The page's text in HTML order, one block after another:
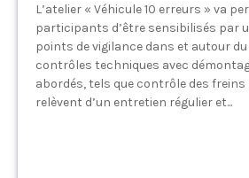
L’atelier « Véhicule 10 erreurs » va
participants d’être sensibilisés par
points de vigilance dans et autour du
contrôles techniques avec
abordés, tels que contrôle des freins
relèvent d’un entretien régulier et...